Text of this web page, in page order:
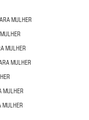
MULHER
MULHER
MULHER
MULHER
MULHER